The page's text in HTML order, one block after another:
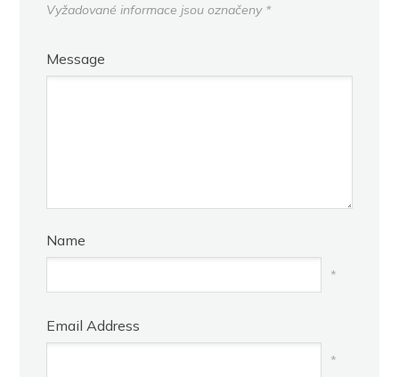
Vyžadované informace jsou označeny *
Message
Name
*
Email Address
*